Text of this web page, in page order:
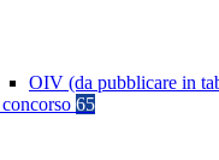
OIV (da pubblicare in
65